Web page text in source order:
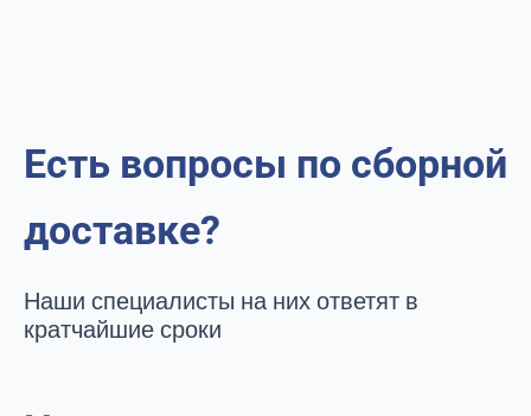
Есть вопросы по сборной
доставке?
Наши специалисты на них ответят в
кратчайшие сроки